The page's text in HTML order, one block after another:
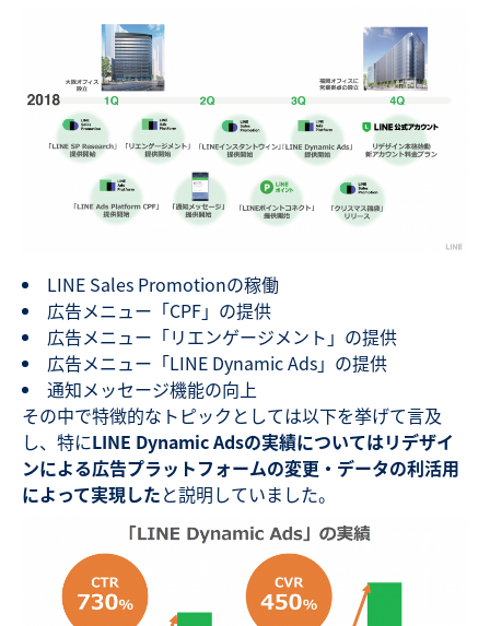
LINE Sales Promotionの稼働
広告メニュー「CPF」の提供
広告メニュー「リエンゲージメント」の提供
広告メニュー「LINE Dynamic Ads」の提供
通知メッセージ機能の向上
その中で特徴的なトピックとしては以下を挙げて言及
し、特にLINE Dynamic Adsの実績についてはリデザイ
ンによる広告プラットフォームの変更・データの利活用
によって実現したと説明していました。